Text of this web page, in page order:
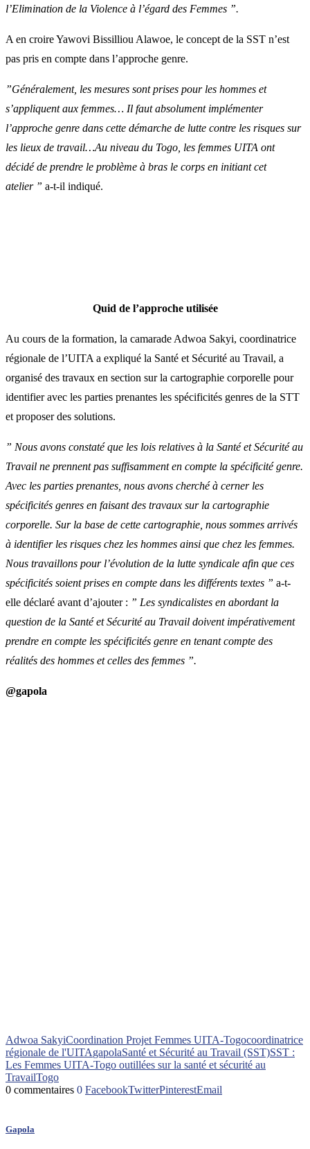
l’Elimination de la Violence à l’égard des Femmes ”.
A en croire Yawovi Bissilliou Alawoe, le concept de la SST n’est
pas pris en compte dans l’approche genre.
”Généralement, les mesures sont prises pour les hommes et
s’appliquent aux femmes… Il faut absolument implémenter
l’approche genre dans cette démarche de lutte contre les risques sur
les lieux de travail…Au niveau du Togo, les femmes UITA ont
décidé de prendre le problème à bras le corps en initiant cet
atelier ” a-t-il indiqué.
Quid de l’approche utilisée
Au cours de la formation, la camarade Adwoa Sakyi, coordinatrice
régionale de l’UITA a expliqué la Santé et Sécurité au Travail, a
organisé des travaux en section sur la cartographie corporelle pour
identifier avec les parties prenantes les spécificités genres de la STT
et proposer des solutions.
” Nous avons constaté que les lois relatives à la Santé et Sécurité au
Travail ne prennent pas suffisamment en compte la spécificité genre.
Avec les parties prenantes, nous avons cherché à cerner les
spécificités genres en faisant des travaux sur la cartographie
corporelle. Sur la base de cette cartographie, nous sommes arrivés
à identifier les risques chez les hommes ainsi que chez les femmes.
Nous travaillons pour l’évolution de la lutte syndicale afin que ces
spécificités soient prises en compte dans les différents textes ” a-t-
elle déclaré avant d’ajouter : ” Les syndicalistes en abordant la
question de la Santé et Sécurité au Travail doivent impérativement
prendre en compte les spécificités genre en tenant compte des
réalités des hommes et celles des femmes ”.
@gapola
Adwoa SakyiCoordination Projet Femmes UITA-Togocoordinatrice
régionale de l'UITAgapolaSanté et Sécurité au Travail (SST)SST :
Les Femmes UITA-Togo outillées sur la santé et sécurité au
TravailTogo
0 commentaires 0 FacebookTwitterPinterestEmail
Gapola